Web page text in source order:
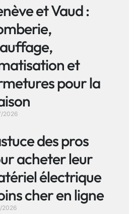
et Vaud :
et
pour la
2026
des pros
acheter leur
électrique
cher en ligne
2026